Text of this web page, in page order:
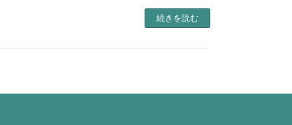
続きを読む